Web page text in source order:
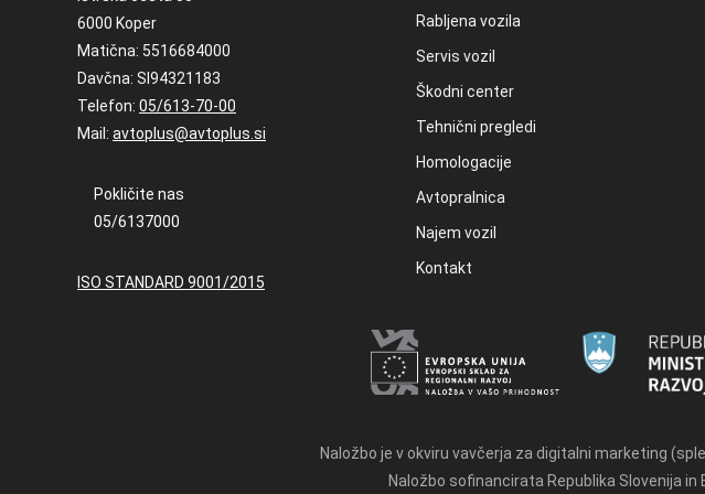
6000 Koper
Matična: 5516684000
Davčna: SI94321183
Telefon: 05/613-70-00
Mail: avtoplus@avtoplus.si
Pokličite nas
05/6137000
ISO STANDARD 9001/2015
Rabljena vozila
Servis vozil
Škodni center
Tehnični pregledi
Homologacije
Avtopralnica
Najem vozil
Kontakt
Naložbo je v okviru vavčerja za digitalni marketing
Naložbo sofinancirata Republika Slovenija in